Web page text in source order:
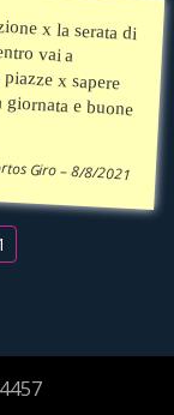
in che piazza del centro vai a
Giro – 8/8/2021